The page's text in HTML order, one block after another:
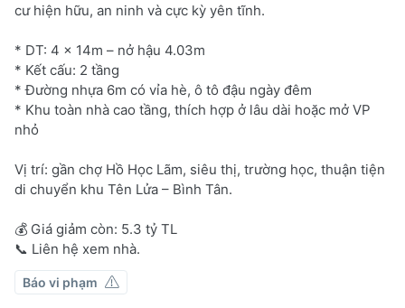
cư hiện hữu, an ninh và cực kỳ yên tĩnh.
* DT: 4 x 14m – nở hậu 4.03m
* Kết cấu: 2 tầng
* Đường nhựa 6m có vỉa hè, ô tô đậu ngày đêm
* Khu toàn nhà cao tầng, thích hợp ở lâu dài hoặc mở VP
nhỏ
Vị trí: gần chợ Hồ Học Lãm, siêu thị, trường học, thuận tiện
di chuyển khu Tên Lửa – Bình Tân.
💰 Giá giảm còn: 5.3 tỷ TL
📞 Liên hệ xem nhà.
Báo vi phạm